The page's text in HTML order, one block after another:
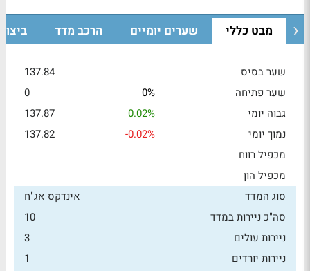
מבט כללי שערים יומיים הרכב מדד
שער בסיס
137.84
שער פתיחה
0%
0
גבוה יומי
0.02%
137.87
נמוך יומי
-0.02%
137.82
מכפיל רווח
מכפיל הון
סוג המדד
אינדקס אג"ח
סה"כ ניירות במדד
10
ניירות עולים
3
ניירות יורדים
1